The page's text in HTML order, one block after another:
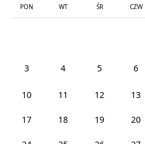
PON WT ŚR CZW
3 4 5 6
10 11 12 13
17 18 19 20